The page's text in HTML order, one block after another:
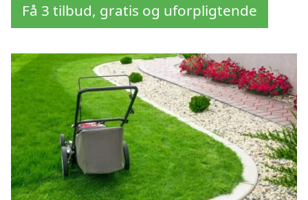
Få 3 tilbud, gratis og uforpligtende